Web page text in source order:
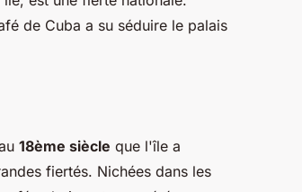
de Cuba a su séduire le palais
18ème siècle que l'île a
fiertés. Nichées dans les